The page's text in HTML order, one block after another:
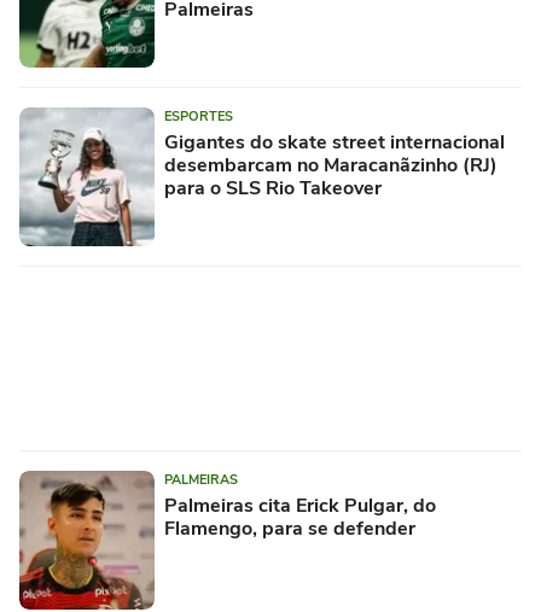
Palmeiras
ESPORTES
Gigantes do skate street internacional
desembarcam no Maracanãzinho (RJ)
para o SLS Rio Takeover
PALMEIRAS
Palmeiras cita Erick Pulgar, do
Flamengo, para se defender